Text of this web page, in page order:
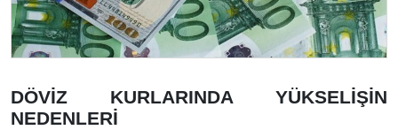
DÖVİZ KURLARINDA YÜKSELİŞİN
NEDENLERİ